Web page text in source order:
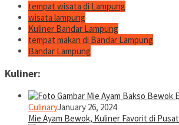
tempat wisata di Lampung
wisata lampung
Kuliner Bandar Lampung
tempat makan di Bandar Lampung
Bandar Lampung
Kuliner:
CulinaryJanuary 26, 2024
Mie Ayam Bewok, Kuliner Favorit di